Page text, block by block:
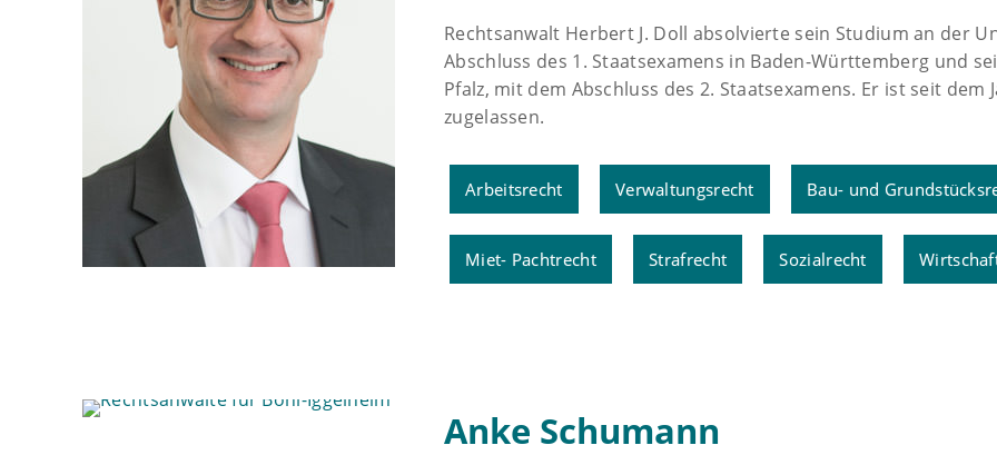
Rechtsanwalt Herbert J. Doll absolvierte sein Studium an der
Abschluss des 1. Staatsexamens in Baden-Württemberg und
Pfalz, mit dem Abschluss des 2. Staatsexamens. Er ist seit dem
zugelassen.
Arbeitsrecht Verwaltungsrecht Bau- und
Miet- Pachtrecht Strafrecht Sozialrecht
Anke Schumann